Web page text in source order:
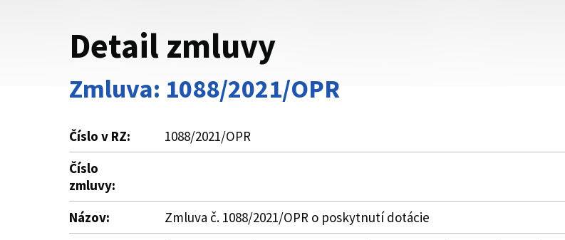
Detail zmluvy
Zmluva: 1088/2021/OPR
Číslo v RZ:
1088/2021/OPR
Číslo
zmluvy:
Názov:
Zmluva č. 1088/2021/OPR o poskytnutí dotácie